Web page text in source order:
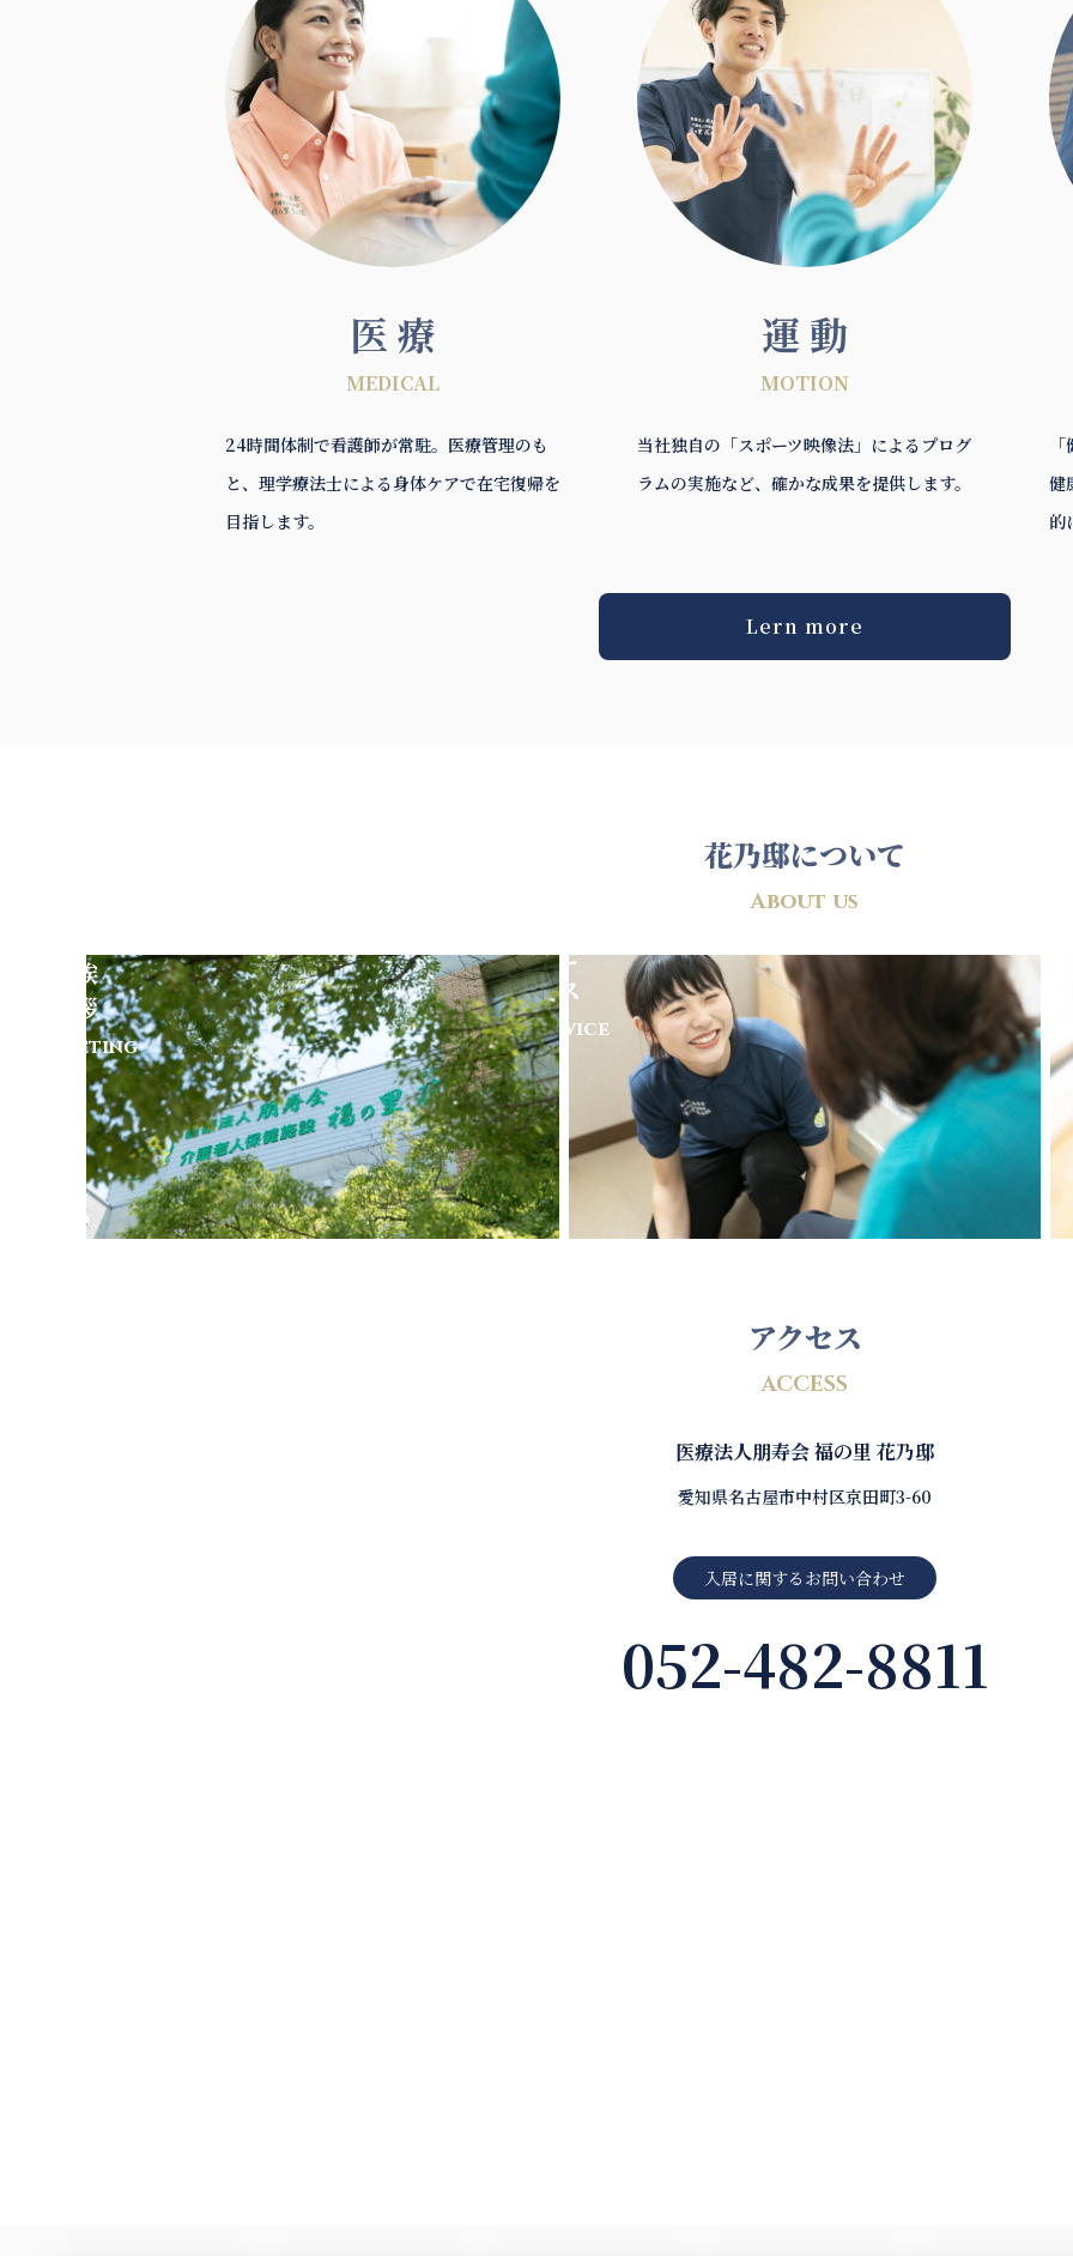
医 療
MEDICAL
24時間体制で看護師が常駐。医療管理のも
と、理学療法士による身体ケアで在宅復帰を
目指します。
運 動
MOTION
当社独自の「スポーツ映像法」によるプログ
ラムの実施など、確かな成果を提供します。
健
的
Lern more
花乃邸について
About us
挨
拶
Greeting
ビ
ス
Service
概
アクセス
ACCESS
医療法人朋寿会 福の里 花乃邸
愛知県名古屋市中村区京田町3-60
入居に関するお問い合わせ
052-482-8811